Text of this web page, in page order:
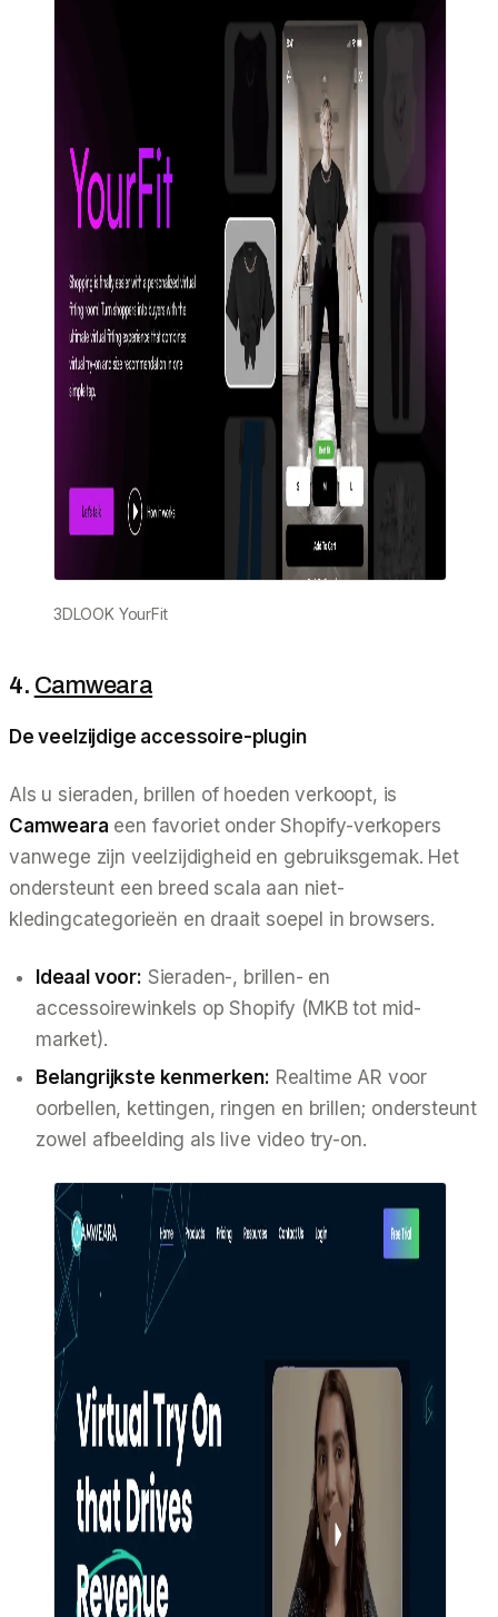
3DLOOK YourFit
4. Camweara
De veelzijdige accessoire-plugin
Als u sieraden, brillen of hoeden verkoopt, is
Camweara een favoriet onder Shopify-verkopers
vanwege zijn veelzijdigheid en gebruiksgemak. Het
ondersteunt een breed scala aan niet-
kledingcategorieën en draait soepel in browsers.
Ideaal voor: Sieraden-, brillen- en
accessoirewinkels op Shopify (MKB tot mid-
market).
Belangrijkste kenmerken: Realtime AR voor
oorbellen, kettingen, ringen en brillen; ondersteunt
zowel afbeelding als live video try-on.